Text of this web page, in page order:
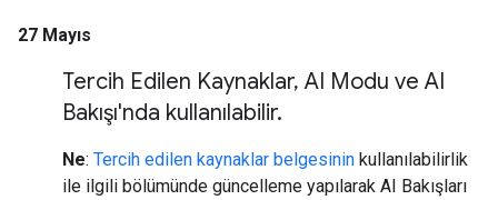
27 Mayıs
Tercih Edilen Kaynaklar, AI Modu ve AI
Bakışı'nda kullanılabilir.
Ne: Tercih edilen kaynaklar belgesinin kullanılabilirlik
ile ilgili bölümünde güncelleme yapılarak AI Bakışları